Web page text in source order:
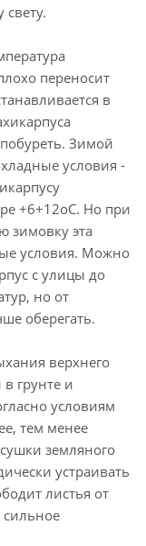
переносит
в
Зимой
условия -
+6+12оС. Но при
зимовку эта
условия. Можно
с улицы до
но от
оберегать.
верхнего
в грунте и
условиям
тем менее
земляного
устраивать
листья от